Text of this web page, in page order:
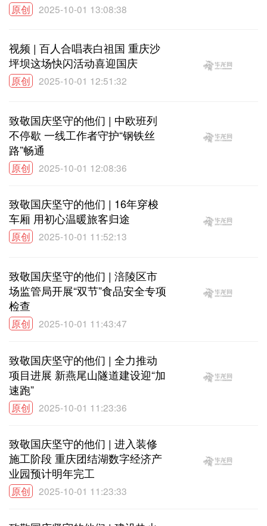
原创 2025-10-01 13:08:38
视频 | 百人合唱表白祖国 重庆沙
坪坝这场快闪活动喜迎国庆
原创 2025-10-01 12:51:32
致敬国庆坚守的他们 | 中欧班列
不停歇 一线工作者守护“钢铁丝
路”畅通
原创 2025-10-01 12:08:36
致敬国庆坚守的他们 | 16年穿梭
车厢 用初心温暖旅客归途
原创 2025-10-01 11:52:13
致敬国庆坚守的他们 | 涪陵区市
场监管局开展“双节”食品安全专项
检查
原创 2025-10-01 11:43:47
致敬国庆坚守的他们 | 全力推动
项目进展 新燕尾山隧道建设迎“加
速跑”
原创 2025-10-01 11:23:36
致敬国庆坚守的他们 | 进入装修
施工阶段 重庆团结湖数字经济产
业园预计明年完工
原创 2025-10-01 11:23:33